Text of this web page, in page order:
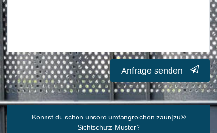
Anfrage senden
Kennst du schon unsere umfangreichen zaun|zu®
Sichtschutz-Muster?